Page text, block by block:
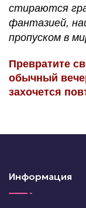
стираются
фантазией,
пропуском в
Превратите
обычный
захочется
Информация